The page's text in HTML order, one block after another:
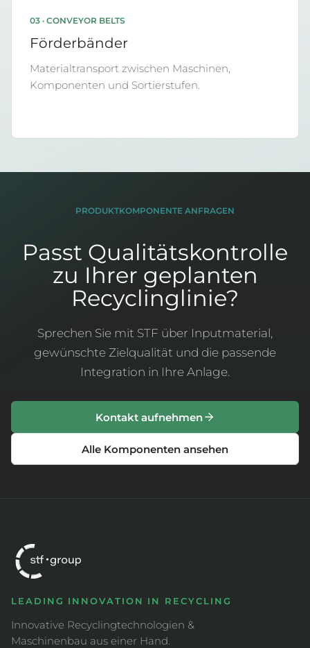
03 · CONVEYOR BELTS
Förderbänder
Materialtransport zwischen Maschinen,
Komponenten und Sortierstufen.
PRODUKTKOMPONENTE ANFRAGEN
Passt Qualitätskontrolle
zu Ihrer geplanten
Recyclinglinie?
Sprechen Sie mit STF über Inputmaterial,
gewünschte Zielqualität und die passende
Integration in Ihre Anlage.
Kontakt aufnehmen
Alle Komponenten ansehen
LEADING INNOVATION IN RECYCLING
Innovative Recyclingtechnologien &
Maschinenbau aus einer Hand.